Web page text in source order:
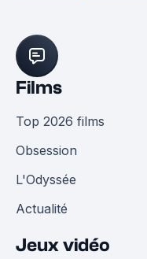
Films
Top 2026 films
Obsession
L'Odyssée
Actualité
Jeux vidéo